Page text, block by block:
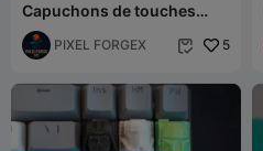
Capuchons de touches
Happy Fairy Tail Anime
PIXEL FORGEX  5